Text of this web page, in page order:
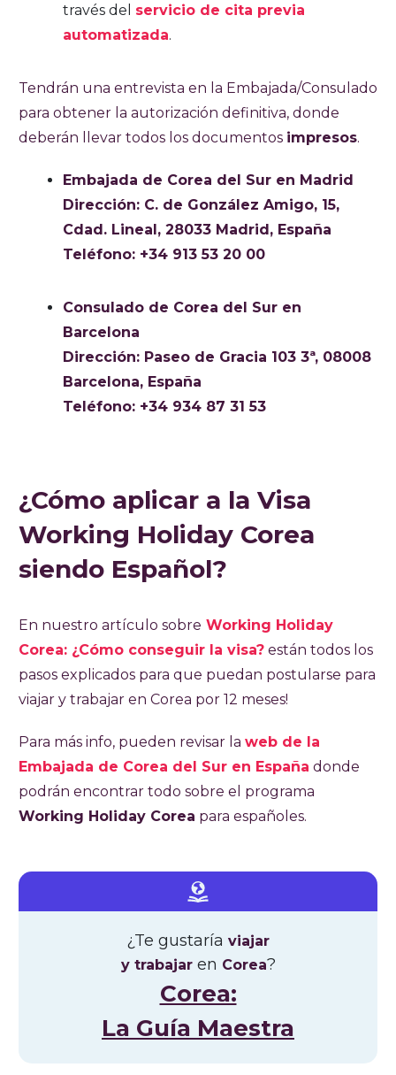
través del servicio de cita previa
automatizada.
Tendrán una entrevista en la Embajada/Consulado
para obtener la autorización definitiva, donde
deberán llevar todos los documentos impresos.
Embajada de Corea del Sur en Madrid
Dirección: C. de González Amigo, 15,
Cdad. Lineal, 28033 Madrid, España
Teléfono: +34 913 53 20 00
Consulado de Corea del Sur en
Barcelona
Dirección: Paseo de Gracia 103 3ª, 08008
Barcelona, España
Teléfono: +34 934 87 31 53
¿Cómo aplicar a la Visa
Working Holiday Corea
siendo Español?
En nuestro artículo sobre Working Holiday
Corea: ¿Cómo conseguir la visa? están todos los
pasos explicados para que puedan postularse para
viajar y trabajar en Corea por 12 meses!
Para más info, pueden revisar la web de la
Embajada de Corea del Sur en España donde
podrán encontrar todo sobre el programa
Working Holiday Corea para españoles.
¿Te gustaría viajar
y trabajaren Corea?
Corea:
La Guía Maestra